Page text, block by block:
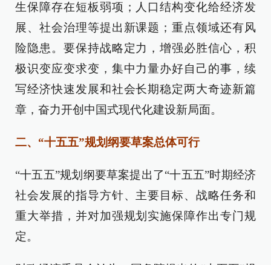
生保障存在短板弱项；人口结构变化给经济发
展、社会治理等提出新课题；重点领域还有风
险隐患。要保持战略定力，增强必胜信心，积
极识变应变求变，集中力量办好自己的事，续
写经济快速发展和社会长期稳定两大奇迹新篇
章，奋力开创中国式现代化建设新局面。
二、“十五五”规划纲要草案总体可行
“十五五”规划纲要草案提出了“十五五”时期经济
社会发展的指导方针、主要目标、战略任务和
重大举措，并对加强规划实施保障作出专门规
定。